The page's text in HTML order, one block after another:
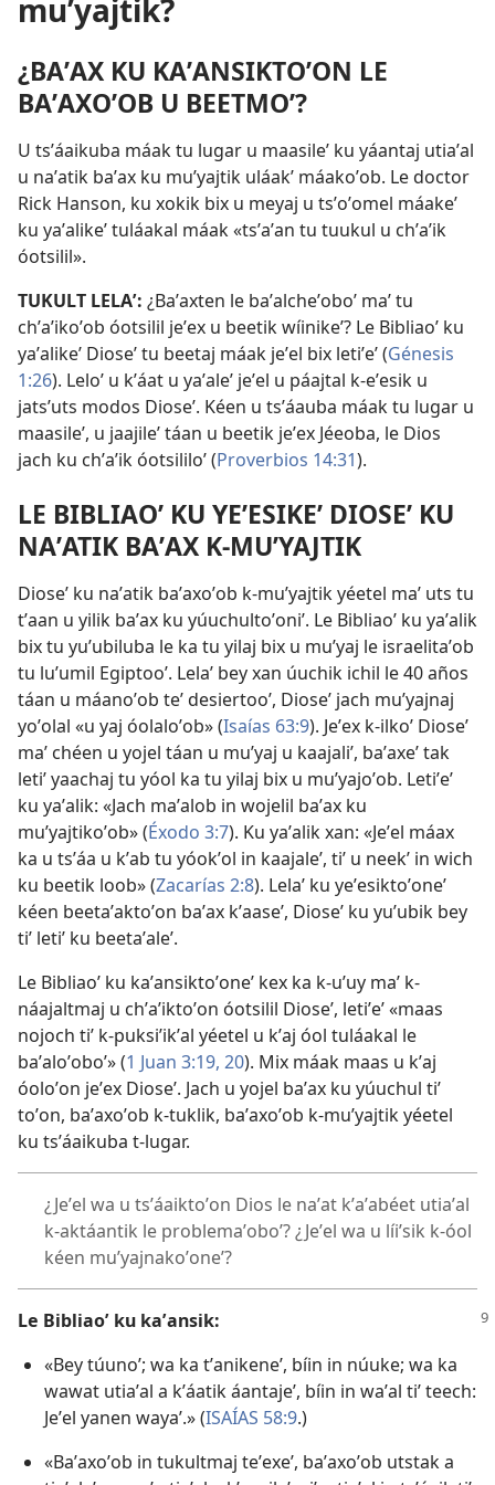
muʼyajtik?
¿BAʼAX KU KAʼANSIKTOʼON LE
BAʼAXOʼOB U BEETMOʼ?
U tsʼáaikuba máak tu lugar u maasileʼ ku yáantaj utiaʼal
u naʼatik baʼax ku muʼyajtik uláakʼ máakoʼob. Le doctor
Rick Hanson, ku xokik bix u meyaj u tsʼoʼomel máakeʼ
ku yaʼalikeʼ tuláakal máak «tsʼaʼan tu tuukul u chʼaʼik
óotsilil».
TUKULT LELAʼ: ¿Baʼaxten le baʼalcheʼoboʼ maʼ tu
chʼaʼikoʼob óotsilil jeʼex u beetik wíinikeʼ? Le Bibliaoʼ ku
yaʼalikeʼ Dioseʼ tu beetaj máak jeʼel bix letiʼeʼ (Génesis
1:26). Leloʼ u kʼáat u yaʼaleʼ jeʼel u páajtal k-eʼesik u
jatsʼuts modos Dioseʼ. Kéen u tsʼáauba máak tu lugar u
maasileʼ, u jaajileʼ táan u beetik jeʼex Jéeoba, le Dios
jach ku chʼaʼik óotsililoʼ (Proverbios 14:31).
LE BIBLIAOʼ KU YEʼESIKEʼ DIOSEʼ KU
NAʼATIK BAʼAX K-MUʼYAJTIK
Dioseʼ ku naʼatik baʼaxoʼob k-muʼyajtik yéetel maʼ uts tu
tʼaan u yilik baʼax ku yúuchultoʼoniʼ. Le Bibliaoʼ ku yaʼalik
bix tu yuʼubiluba le ka tu yilaj bix u muʼyaj le israelitaʼob
tu luʼumil Egiptooʼ. Lelaʼ bey xan úuchik ichil le 40 años
táan u máanoʼob teʼ desiertooʼ, Dioseʼ jach muʼyajnaj
yoʼolal «u yaj óolaloʼob» (Isaías 63:9). Jeʼex k-ilkoʼ Dioseʼ
maʼ chéen u yojel táan u muʼyaj u kaajaliʼ, baʼaxeʼ tak
letiʼ yaachaj tu yóol ka tu yilaj bix u muʼyajoʼob. Letiʼeʼ
ku yaʼalik: «Jach maʼalob in wojelil baʼax ku
muʼyajtikoʼob» (Éxodo 3:7). Ku yaʼalik xan: «Jeʼel máax
ka u tsʼáa u kʼab tu yóokʼol in kaajaleʼ, tiʼ u neekʼ in wich
ku beetik loob» (Zacarías 2:8). Lelaʼ ku yeʼesiktoʼoneʼ
kéen beetaʼaktoʼon baʼax kʼaaseʼ, Dioseʼ ku yuʼubik bey
tiʼ letiʼ ku beetaʼaleʼ.
Le Bibliaoʼ ku kaʼansiktoʼoneʼ kex ka k-uʼuy maʼ k-
náajaltmaj u chʼaʼiktoʼon óotsilil Dioseʼ, letiʼeʼ «maas
nojoch tiʼ k-puksiʼikʼal yéetel u kʼaj óol tuláakal le
baʼaloʼoboʼ» (1 Juan 3:19, 20). Mix máak maas u kʼaj
óoloʼon jeʼex Dioseʼ. Jach u yojel baʼax ku yúuchul tiʼ
toʼon, baʼaxoʼob k-tuklik, baʼaxoʼob k-muʼyajtik yéetel
ku tsʼáaikuba t-lugar.
¿Jeʼel wa u tsʼáaiktoʼon Dios le naʼat kʼaʼabéet utiaʼal
k-aktáantik le problemaʼoboʼ? ¿Jeʼel wa u líiʼsik k-óol
kéen muʼyajnakoʼoneʼ?
Le Bibliaoʼ ku kaʼansik:
«Bey túunoʼ; wa ka tʼanikeneʼ, bíin in núuke; wa ka
wawat utiaʼal a kʼáatik áantajeʼ, bíin in waʼal tiʼ teech:
Jeʼel yanen wayaʼ.» (ISAÍAS 58:9.)
«Baʼaxoʼob in tukultmaj teʼexeʼ, baʼaxoʼob utstak a